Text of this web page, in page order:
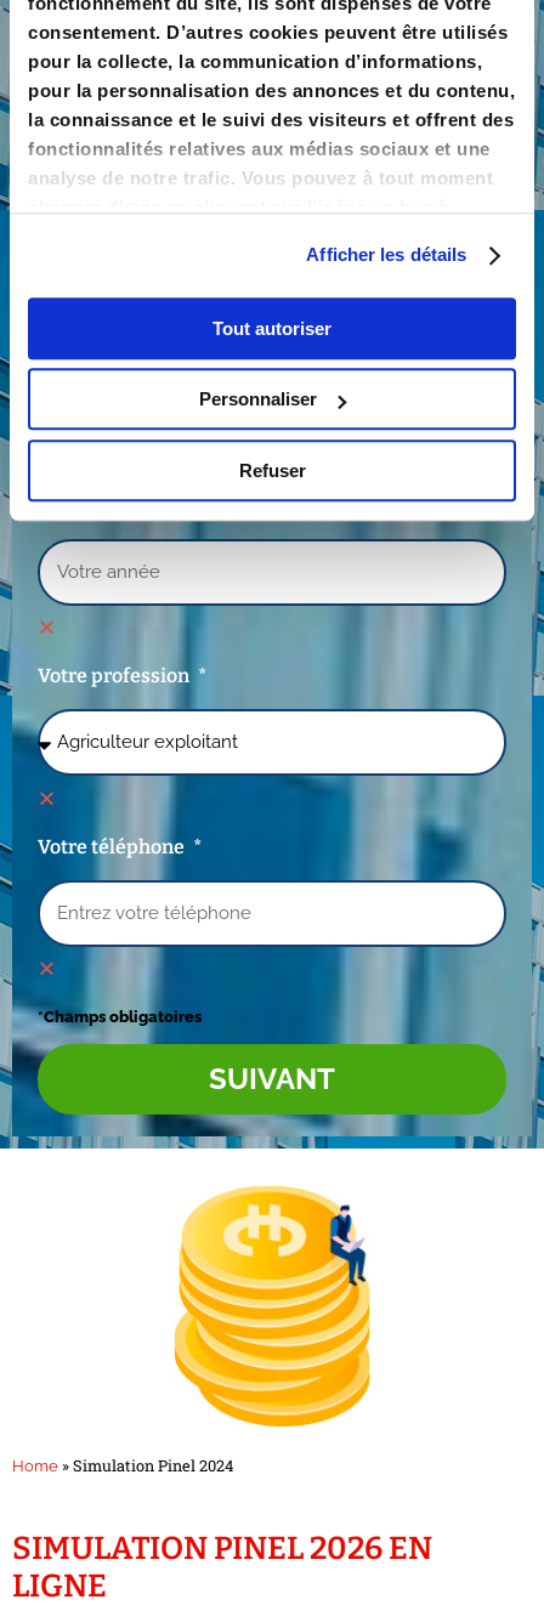
consentement. D’autres cookies peuvent être utilisés
pour la collecte, la communication d’informations,
pour la personnalisation des annonces et du contenu,
la connaissance et le suivi des visiteurs et offrent des
fonctionnalités relatives aux médias sociaux et une
analyse de notre trafic. Vous pouvez à tout moment
Afficher les détails
Tout autoriser
Personnaliser
Refuser
Code Postal ou ville
Année de naissance
Votre profession
Votre téléphone
*Champs obligatoires
SUIVANT
Home »Simulation Pinel 2024
SIMULATION PINEL 2026 EN
LIGNE